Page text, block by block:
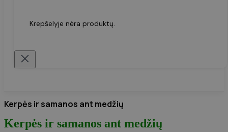
Krepšelyje nėra produktų.
Kerpės ir samanos ant medžių
Kerpės ir samanos ant medžių